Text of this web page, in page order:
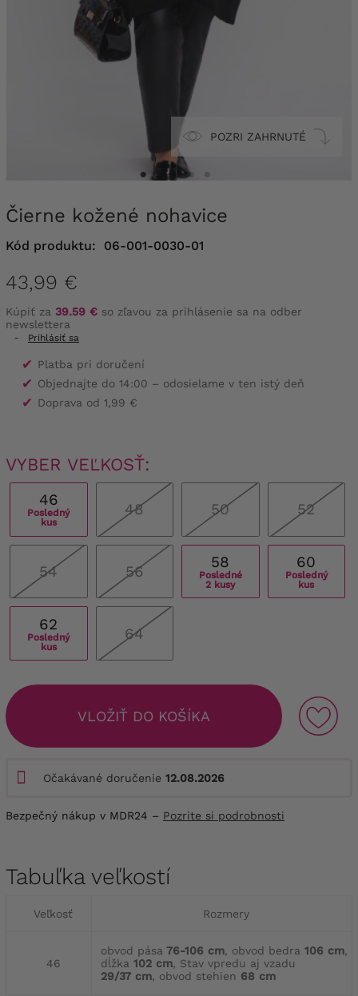
POZRI ZAHRNUTÉ
Čierne kožené nohavice
Kód produktu: 06-001-0030-01
43,99 €
Kúpiť za 39.59 € so zľavou za prihlásenie sa na odber
newslettera
-
Prihlásiť sa
✔ Platba pri doručení
✔ Objednajte do 14:00 – odosielame v ten istý deň
✔ Doprava od 1,99 €
VYBER VEĽKOSŤ:
46
Posledný
kus
48 50 52
54 56
58
Posledné
2 kusy
60
Posledný
kus
62
Posledný
kus
64
VLOŽIŤ DO KOŠÍKA
Očakávané doručenie 12.08.2026
Bezpečný nákup v MDR24 – Pozrite si podrobnosti
Tabuľka veľkostí
Veľkosť Rozmery
46
obvod pása 76-106 cm, obvod bedra 106 cm,
dĺžka 102 cm, Stav vpredu aj vzadu
29/37 cm, obvod stehien 68 cm